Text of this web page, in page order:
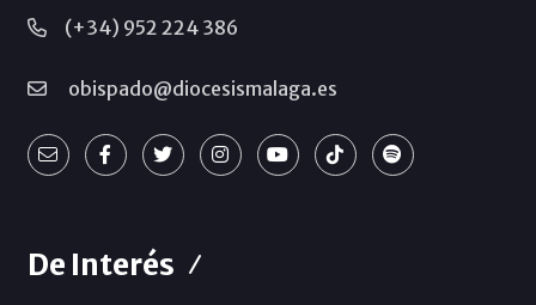
(+34) 952 224 386
obispado@diocesismalaga.es
De Interés